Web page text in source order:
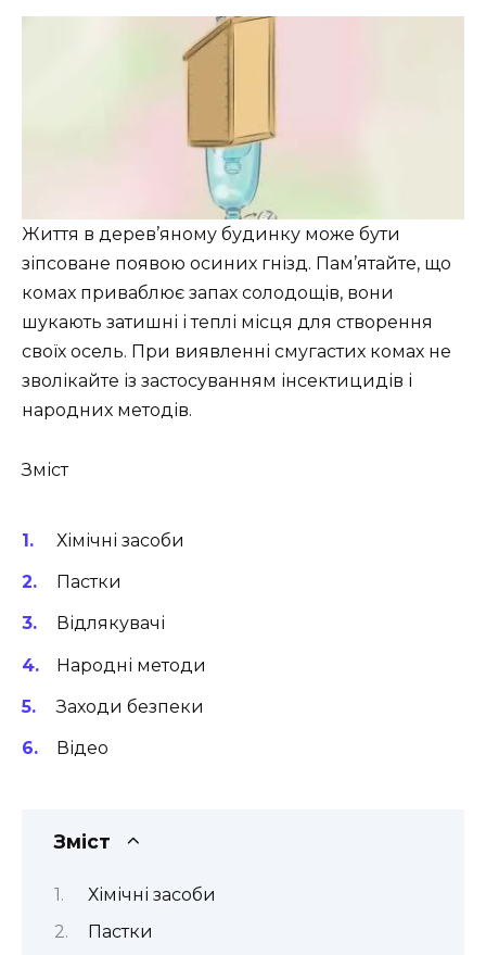
Життя в дерев’яному будинку може бути
зіпсоване появою осиних гнізд. Пам’ятайте, що
комах приваблює запах солодощів, вони
шукають затишні і теплі місця для створення
своїх осель. При виявленні смугастих комах не
зволікайте із застосуванням інсектицидів і
народних методів.
Зміст
Хімічні засоби
Пастки
Відлякувачі
Народні методи
Заходи безпеки
Відео
Зміст
Хімічні засоби
Пастки